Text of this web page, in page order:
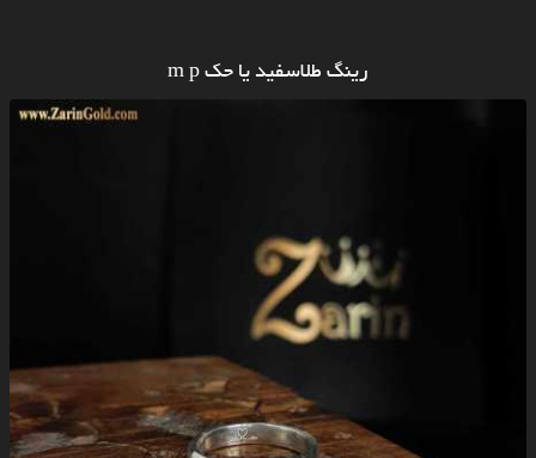
رینگ طلاسفید یا حک m p